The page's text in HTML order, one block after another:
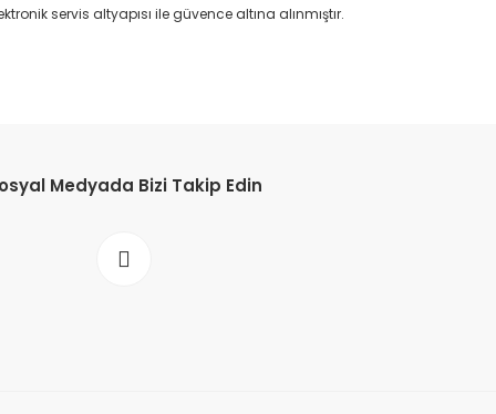
servis altyapısı ile güvence altına alınmıştır.
Medyada Bizi Takip Edin